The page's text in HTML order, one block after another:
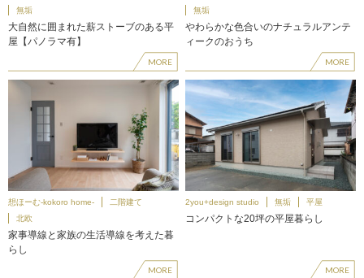
無垢
大自然に囲まれた薪ストーブのある平
屋【パノラマ有】
MORE
無垢
やわらかな色合いのナチュラルアンテ
ィークのおうち
MORE
想ほーむ-kokoro home-
二階建て
北欧
家事導線と家族の生活導線を考えた暮
らし
MORE
2you+design studio 無垢 平屋
コンパクトな20坪の平屋暮らし
MORE